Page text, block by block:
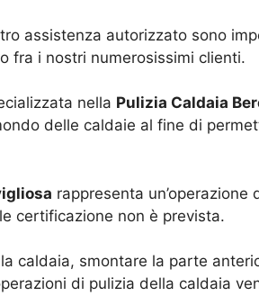
assistenza autorizzato sono
fra i nostri numerosissimi clienti.
nella Pulizia Caldaia
delle caldaie al fine di
rappresenta
certificazione non è prevista.
caldaia, smontare la parte
di pulizia della caldaia